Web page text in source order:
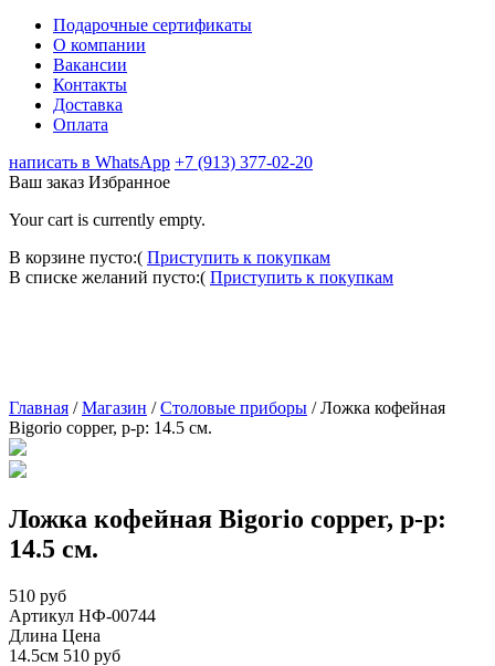
Подарочные сертификаты
О компании
Вакансии
Контакты
Доставка
Оплата
написать в WhatsApp +7 (913) 377-02-20
Ваш заказ Избранное
Your cart is currently empty.
В корзине пусто:( Приступить к покупкам
В списке желаний пусто:( Приступить к покупкам
Главная /Магазин /Столовые приборы /Ложка кофейная
Bigorio copper, р-р: 14.5 см.
Ложка кофейная Bigorio copper, р-р:
14.5 см.
510 руб
Артикул НФ-00744
Длина Цена
14.5см 510 руб